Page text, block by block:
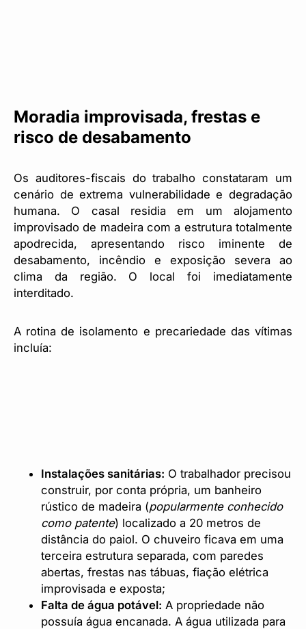
Moradia improvisada, frestas e
risco de desabamento
Os auditores-fiscais do trabalho constataram um
cenário de extrema vulnerabilidade e degradação
humana. O casal residia em um alojamento
improvisado de madeira com a estrutura totalmente
apodrecida, apresentando risco iminente de
desabamento, incêndio e exposição severa ao
clima da região. O local foi imediatamente
interditado.
A rotina de isolamento e precariedade das vítimas
incluía:
Instalações sanitárias: O trabalhador precisou
construir, por conta própria, um banheiro
rústico de madeira (popularmente conhecido
como patente) localizado a 20 metros de
distância do paiol. O chuveiro ficava em uma
terceira estrutura separada, com paredes
abertas, frestas nas tábuas, fiação elétrica
improvisada e exposta;
Falta de água potável: A propriedade não
possuía água encanada. A água utilizada para